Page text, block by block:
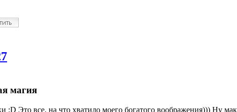
магия
:D Это все, на что хватило моего богатого воображения))) Ну